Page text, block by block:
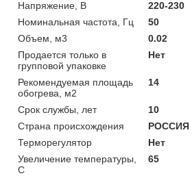
Напряжение, В
220-230
Номинальная частота, Гц
50
Объем, м3
0.02
Продается только в
групповой упаковке
Нет
Рекомендуемая площадь
обогрева, м2
14
Срок службы, лет
10
Страна происхождения
РОССИЯ
Терморегулятор
Нет
Увеличение температуры,
С
65